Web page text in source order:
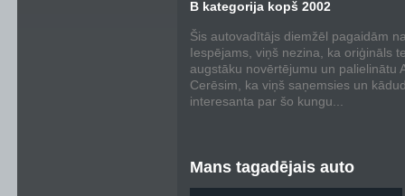
B kategorija kopš 2002
Šis autovadītājs diemžēl pagaidām
Iespējams, viņš nezina, ka oriģināls
augstāku novērtējumu un palielinātu
Cerēsim, ka viņš saņemsies un
interesanta par šo kungu...
Mans tagadējais auto